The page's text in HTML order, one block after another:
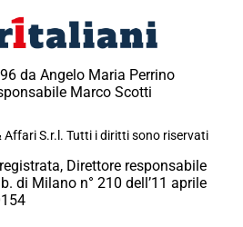
da Angelo Maria Perrino
Marco Scotti
S.r.l. Tutti i diritti sono riservati
Direttore responsabile
di Milano n° 210 dell’11 aprile